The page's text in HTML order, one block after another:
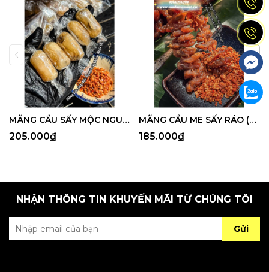
MÃNG CẦU SẤY MỘC NGUYÊN VỊ (500G)
205.000₫
MÃNG CẦU ME SẤY RÁO (Hộp 350G)
185.000₫
NHẬN THÔNG TIN KHUYẾN MÃI TỪ CHÚNG TÔI
Gửi